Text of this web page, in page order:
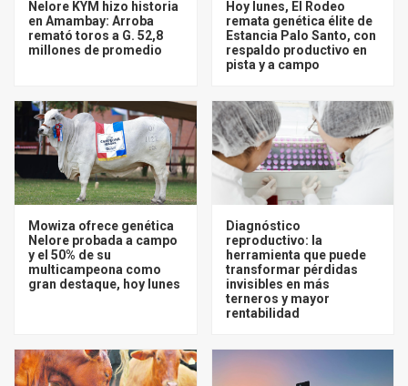
Nelore KYM hizo historia
en Amambay: Arroba
remató toros a G. 52,8
millones de promedio
Hoy lunes, El Rodeo
remata genética élite de
Estancia Palo Santo, con
respaldo productivo en
pista y a campo
Mowiza ofrece genética
Nelore probada a campo
y el 50% de su
multicampeona como
gran destaque, hoy lunes
Diagnóstico
reproductivo: la
herramienta que puede
transformar pérdidas
invisibles en más
terneros y mayor
rentabilidad